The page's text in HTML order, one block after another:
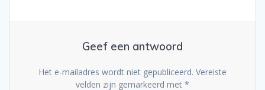
Geef een antwoord
Het e-mailadres wordt niet gepubliceerd. Vereiste
velden zijn gemarkeerd met *